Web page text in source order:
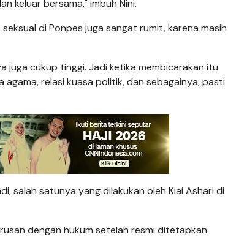
keluar bersama," imbuh Nini.
di Ponpes juga sangat rumit, karena masih
juga cukup tinggi. Jadi ketika membicarakan itu
relasi kuasa politik, dan sebagainya, pasti
salah satunya yang dilakukan oleh Kiai Ashari di
dengan hukum setelah resmi ditetapkan